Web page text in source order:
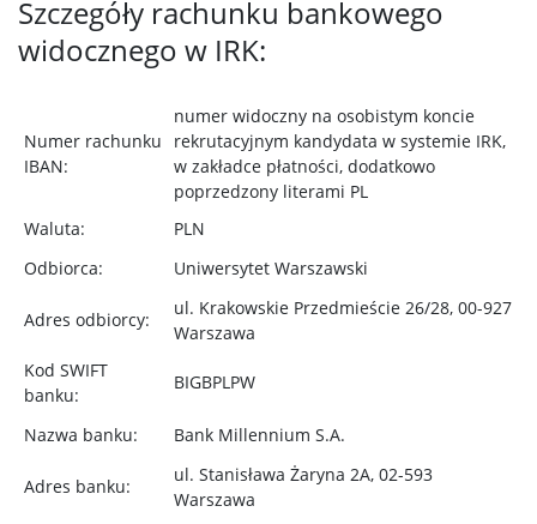
Szczegóły rachunku bankowego
widocznego w IRK:
Numer rachunku
IBAN:
numer widoczny na osobistym koncie
rekrutacyjnym kandydata w systemie IRK,
w zakładce płatności, dodatkowo
poprzedzony literami PL
Waluta:
PLN
Odbiorca:
Uniwersytet Warszawski
Adres odbiorcy:
ul. Krakowskie Przedmieście 26/28, 00-927
Warszawa
Kod SWIFT
banku:
BIGBPLPW
Nazwa banku: Bank Millennium S.A.
Adres banku:
ul. Stanisława Żaryna 2A, 02-593
Warszawa